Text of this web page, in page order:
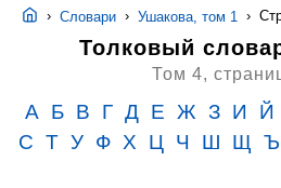
› Словари › Ушакова, том 1 ›
Толковый
Том 4,
А Б В Г Д Е Ж З И Й
С Т У Ф Х Ц Ч Ш Щ